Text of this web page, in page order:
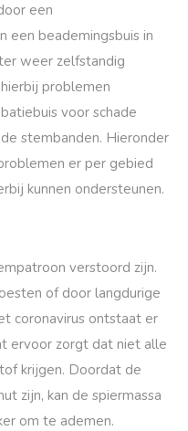
een
een beademingsbuis in
weer zelfstandig
problemen
voor schade
stembanden. Hieronder
er per gebied
kunnen ondersteunen.
verstoord zijn.
of door langdurige
coronavirus ontstaat er
ervoor zorgt dat niet alle
krijgen. Doordat de
zijn, kan de spiermassa
om te ademen.